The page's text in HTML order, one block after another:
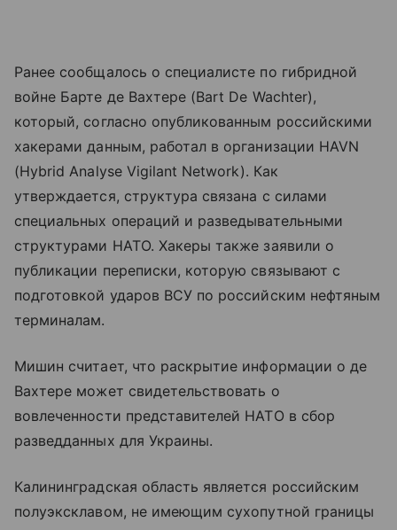
Ранее сообщалось о специалисте по гибридной
войне Бартe де Вахтере (Bart De Wachter),
который, согласно опубликованным российскими
хакерами данным, работал в организации HAVN
(Hybrid Analyse Vigilant Network). Как
утверждается, структура связана с силами
специальных операций и разведывательными
структурами НАТО. Хакеры также заявили о
публикации переписки, которую связывают с
подготовкой ударов ВСУ по российским нефтяным
терминалам.
Мишин считает, что раскрытие информации о де
Вахтере может свидетельствовать о
вовлеченности представителей НАТО в сбор
разведданных для Украины.
Калининградская область является российским
полуэксклавом, не имеющим сухопутной границы